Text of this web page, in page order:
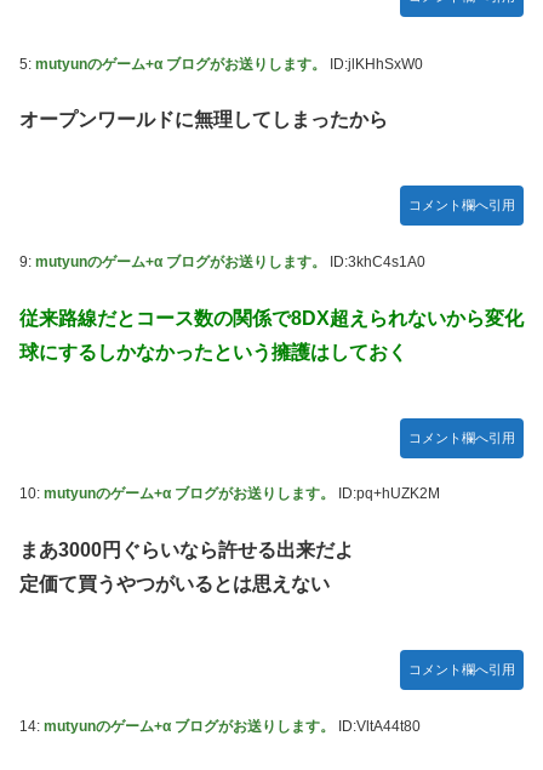
はモテない奴確定らしい←お前らは勿論わかるよ
海外「日本なんて行くんじゃなかった…」 日本を知ってし
転の策がバレちゃった！
【画像】エチビデ女優さん、番組の企画でハッスルしすぎて
しまうｗｗｗｗｗｗ
【ウマ娘】わたしの全力受け止めて♡ ←「またへんないき
【悲報】人気プロゲーマーと結婚したグラドル、息子の「自
海外「全部日本の真似だったのか…」 日本の普通のテレビ
【ウマ娘】ジェンティル「そろそろ狩るわ...♥」
【動画】タイのティパンコーン王子が日本人女性とデート
芸能人 「車の任意保険は強制にしろ、保険にも入れないヤ
【J2第1節 鳥栖×甲府】鳥栖が好相性の甲府に2-0快勝で5年
ぶり開幕白星！田中雄大は古巣に恩返しPK弾
5: mutyunのゲーム+α ブログがお送りします。 ID:jlKHhSxW0
オープンワールドに無理してしまったから
コメント欄へ引用
9: mutyunのゲーム+α ブログがお送りします。 ID:3khC4s1A0
従来路線だとコース数の関係で8DX超えられないから変化
球にするしかなかったという擁護はしておく
コメント欄へ引用
10: mutyunのゲーム+α ブログがお送りします。 ID:pq+hUZK2M
まあ3000円ぐらいなら許せる出来だよ
定価て買うやつがいるとは思えない
コメント欄へ引用
14: mutyunのゲーム+α ブログがお送りします。 ID:VltA44t80